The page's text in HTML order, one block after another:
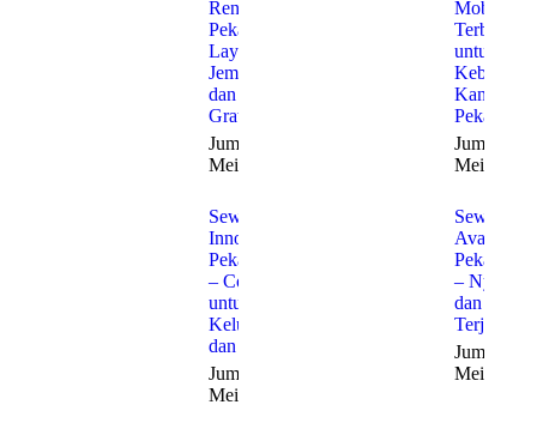
Rent Car
Pekanbaru:
Layanan
Jemput
dan Antar
Gratis
Jumat, 22
Mei 2026
Mobil
Terbaik
untuk
Kebutuhan
Kantor di
Pekanbaru
Jumat, 22
Mei 2026
Sewa
Innova
Pekanbaru
– Cocok
untuk
Keluarga
dan Bisnis
Jumat, 22
Mei 2026
Sewa
Avanza
Pekanbaru
– Nyaman
dan
Jumat, 22
Mei 2026